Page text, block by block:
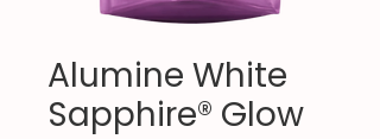
Alumine White
Sapphire® Glow